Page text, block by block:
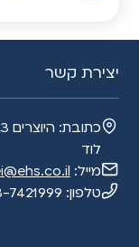
יצירת קשר
כתובת:
לוד
מייל:
טלפון: 7421999